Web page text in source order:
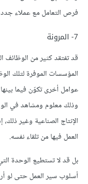
فرص التعامل مع عملاء
7- المرونة
قد تفتقد كثير من الوظائف
المؤسسات الموفرة لتلك
عوامل أخرى تكوّن فيما
وذلك معلوم ومشاهد في
الإنتاج الصناعية وغير
العمل فيها من تلقاء نفسه.
بل قد لا تستطيع الوحدة
أسلوب سير العمل حتى لو